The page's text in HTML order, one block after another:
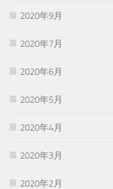
2020年9月
2020年7月
2020年6月
2020年5月
2020年4月
2020年3月
2020年2月